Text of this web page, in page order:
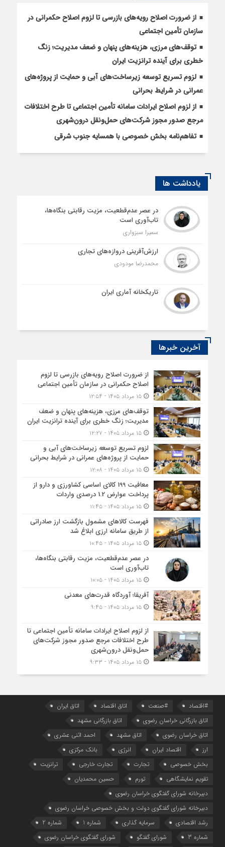
از ضرورت اصلاح رویه‌های بازرسی تا لزوم اصلاح حکمرانی در
سازمان تأمین اجتماعی
توقف‌های مرزی، هزینه‌های پنهان و ضعف مدیریت؛ زنگ
خطری برای آینده ترانزیت ایران
لزوم تسریع توسعه زیرساخت‌های آبی و حمایت از پروژه‌های
عمرانی در شرایط بحرانی
از لزوم اصلاح ایرادات سامانه تأمین اجتماعی تا طرح اختلافات
مرجع صدور مجوز شرکت‌های حمل‌ونقل درون‌شهری
تفاهم‌نامه بخش خصوصی با همسایه جنوب شرقی
یادداشت ها
در عصر عدم‌قطعیت، مزیت رقابتی بنگاه‌ها،
تاب‌آوری است
سمیرا سبزواری
ارزش‌آفرینی دروازه‌های تجاری
محمدرضا مودودی
تاریکخانه آماری ایران
آخرین خبرها
از ضرورت اصلاح رویه‌های بازرسی تا لزوم
اصلاح حکمرانی در سازمان تأمین اجتماعی
۱۵ مرداد ۱۴۰۵ - ۱۲:۵۴
توقف‌های مرزی، هزینه‌های پنهان و ضعف
مدیریت؛ زنگ خطری برای آینده ترانزیت ایران
۱۵ مرداد ۱۴۰۵ - ۱۲:۲۷
لزوم تسریع توسعه زیرساخت‌های آبی و
حمایت از پروژه‌های عمرانی در شرایط بحرانی
۱۵ مرداد ۱۴۰۵ - ۱۲:۰۸
معافیت 199 کالای اساسی کشاورزی و دارو از
پرداخت عوارض 1.2 درصدی واردات
۱۵ مرداد ۱۴۰۵ - ۱۱:۴۵
فهرست کالاهای مشمول بازگشت ارز صادراتی
از طریق سامانه ارزی ابلاغ شد
۱۵ مرداد ۱۴۰۵ - ۱۰:۴۵
در عصر عدم‌قطعیت، مزیت رقابتی بنگاه‌ها،
تاب‌آوری است
۱۵ مرداد ۱۴۰۵ - ۱۰:۰۵
آفریقا؛ آوردگاه قدرت‌های معدنی
۱۵ مرداد ۱۴۰۵ - ۹:۴۵
از لزوم اصلاح ایرادات سامانه تأمین اجتماعی تا
طرح اختلافات مرجع صدور مجوز شرکت‌های
حمل‌ونقل درون‌شهری
۱۵ مرداد ۱۴۰۵ - ۹:۳۳
#اقتصاد #صنعت اتاق اقتصاد
اتاق ایران
اتاق بازرگانی خراسان رضوی
اتاق بازرگانی مشهد
اتاق خراسان رضوی
اتاق مشهد
احمد اثنی عشری
ارز
اقتصاد ایران انرژی
بانک مرکزی
بخش خصوصی
تجارت تجارت خارجی
ترانزیت
تقویم نمایشگاهی
تورم
حسین محمدیان
دبیرخانه شورای گفتگوی خراسان رضوی
دبیرخانه شورای گفتگوی دولت و بخش خصوصی خراسان رضوی
رشد اقتصادی
سرمایه گذاری شماره 1
شماره 2
شماره 3
شورای گفتگو
شورای گفتگوی خراسان رضوی